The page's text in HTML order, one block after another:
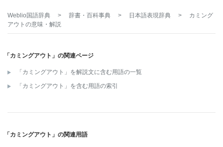
Weblio国語辞典 > 辞書・百科事典 > 日本語表現辞典 >
カミング
アウト の意味・解説
「カミングアウト」の関連ページ
「カミングアウト」を解説文に含む用語の一覧
「カミングアウト」を含む用語の索引
「カミングアウト」の関連用語